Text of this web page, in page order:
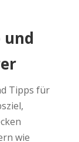
und
Tipps für
wie